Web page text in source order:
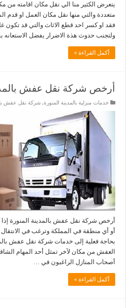
يتعرض الكثير منا الي نقل مكان اقامته من
متعددة والتي منها نقل مكان العمل او قدم
فقد او كسر احد قطع الاثاث والتي قد تكون
ولتجنب حدوث هذة الاضرار يفضل
أكمل القراءة »
أرخص شركة نقل عفش
خدمات منزلية بالمدينة المنورة,شركة نقل عفش
أرخص شركة نقل عفش بالمدينة المنورة
أو أي منطقة في المملكة وترغب في
بحاجة فعلية إلى خدمات شركة نقل عفش
العفش من مكان لآخر تمثل أحد المهام
أصحاب المنازل الراغبون في …
أكمل القراءة »